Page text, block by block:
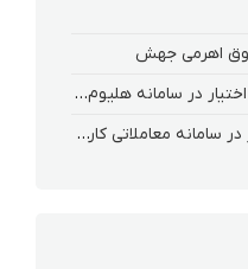
اهرمی جهش
نحوه‌ مشاهده‌ موقعیت‌های باز اختیار در سامانه هلیوم و نکست
نحوه تعیین حد سود و حد ضرر در سامانه معاملاتی کارگزاری فارابی